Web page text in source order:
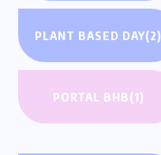
PLANT BASED DAY(2)
PORTAL BHB(1)